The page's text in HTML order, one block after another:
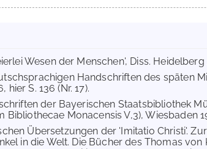
Wesen der Menschen', Diss. Heidelberg
Handschriften des späten
hier S. 136 (Nr. 17).
der Bayerischen Staatsbibliothek
Monacensis V,3), Wiesbaden
Übersetzungen der 'Imitatio Christi'.
in die Welt. Die Bücher des Thomas